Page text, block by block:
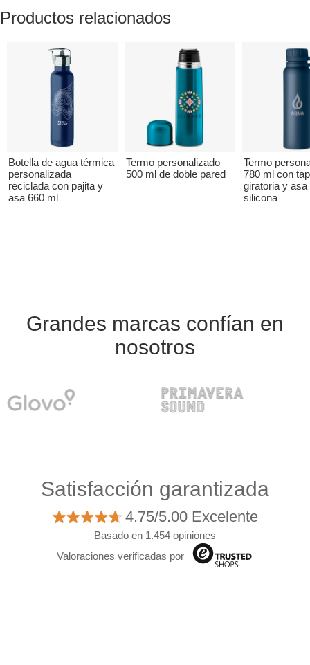
Productos relacionados
Botella de agua térmica
personalizada
reciclada con pajita y
asa 660 ml
Termo personalizado
500 ml de doble pared
Termo
780 ml con
giratoria y asa
silicona
Grandes marcas confían en
nosotros
Satisfacción garantizada
4.75/5.00 Excelente
Basado en 1.454 opiniones
Valoraciones verificadas por